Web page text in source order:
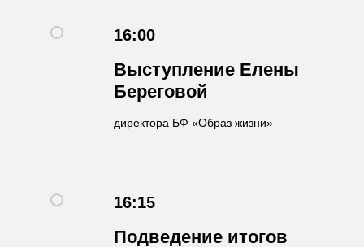
16:00
Выступление Елены
Береговой
директора БФ «Образ жизни»
16:15
Подведение итогов